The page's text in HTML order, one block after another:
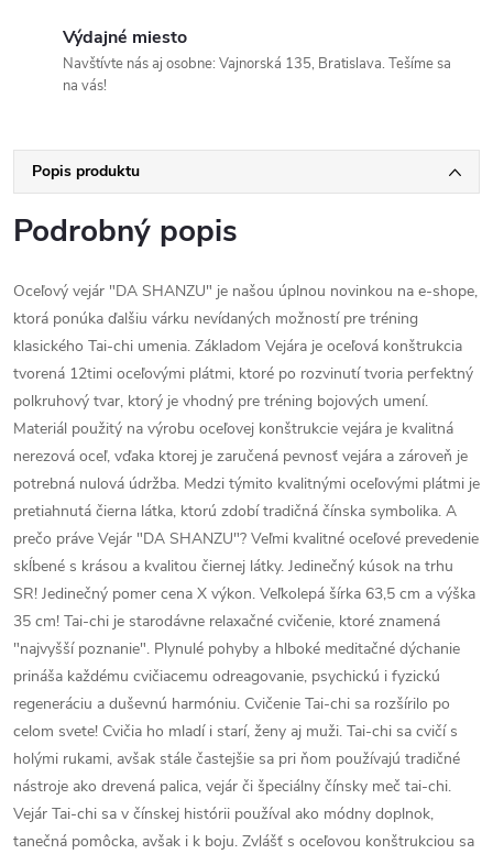
Výdajné miesto
Navštívte nás aj osobne: Vajnorská 135, Bratislava. Tešíme sa
na vás!
Popis produktu
Podrobný popis
Oceľový vejár "DA SHANZU" je našou úplnou novinkou na e-shope,
ktorá ponúka ďalšiu várku nevídaných možností pre tréning
klasického Tai-chi umenia. Základom Vejára je oceľová konštrukcia
tvorená 12timi oceľovými plátmi, ktoré po rozvinutí tvoria perfektný
polkruhový tvar, ktorý je vhodný pre tréning bojových umení.
Materiál použitý na výrobu oceľovej konštrukcie vejára je kvalitná
nerezová oceľ, vďaka ktorej je zaručená pevnosť vejára a zároveň je
potrebná nulová údržba. Medzi týmito kvalitnými oceľovými plátmi je
pretiahnutá čierna látka, ktorú zdobí tradičná čínska symbolika. A
prečo práve Vejár "DA SHANZU"? Veľmi kvalitné oceľové prevedenie
skĺbené s krásou a kvalitou čiernej látky. Jedinečný kúsok na trhu
SR! Jedinečný pomer cena X výkon. Veľkolepá šírka 63,5 cm a výška
35 cm! Tai-chi je starodávne relaxačné cvičenie, ktoré znamená
"najvyšší poznanie". Plynulé pohyby a hlboké meditačné dýchanie
prináša každému cvičiacemu odreagovanie, psychickú i fyzickú
regeneráciu a duševnú harmóniu. Cvičenie Tai-chi sa rozšírilo po
celom svete! Cvičia ho mladí i starí, ženy aj muži. Tai-chi sa cvičí s
holými rukami, avšak stále častejšie sa pri ňom používajú tradičné
nástroje ako drevená palica, vejár či špeciálny čínsky meč tai-chi.
Vejár Tai-chi sa v čínskej histórii používal ako módny doplnok,
tanečná pomôcka, avšak i k boju. Zvlášť s oceľovou konštrukciou sa